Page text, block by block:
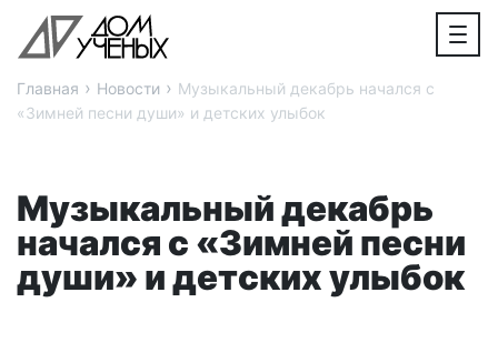
Главная › Новости › Музыкальный декабрь начался с
«Зимней песни души» и детских улыбок
Музыкальный декабрь
начался с «Зимней песни
души» и детских улыбок